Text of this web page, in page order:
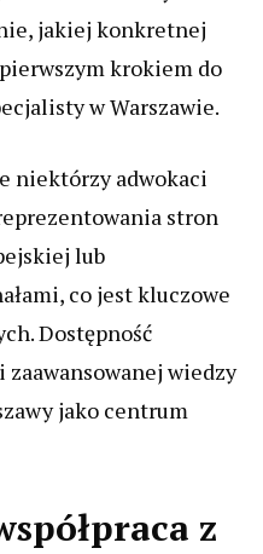
jakiej konkretnej
krokiem do
w Warszawie.
niektórzy adwokaci
stron
lub
co jest kluczowe
Dostępność
wiedzy
jako centrum
z